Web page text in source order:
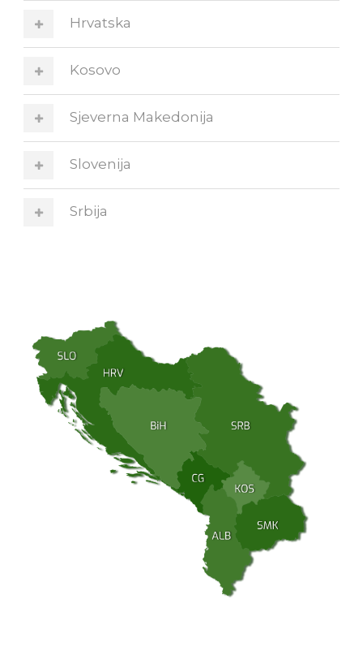
Hrvatska
Kosovo
Sjeverna Makedonija
Slovenija
Srbija